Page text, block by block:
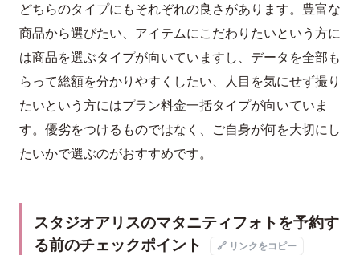
どちらのタイプにもそれぞれの良さがあります。豊富な
商品から選びたい、アイテムにこだわりたいという方に
は商品を選ぶタイプが向いていますし、データを全部も
らって総額を分かりやすくしたい、人目を気にせず撮り
たいという方にはプラン料金一括タイプが向いていま
す。優劣をつけるものではなく、ご自身が何を大切にし
たいかで選ぶのがおすすめです。
スタジオアリスのマタニティフォトを予約す
る前のチェックポイント
🔗 リンクをコピー